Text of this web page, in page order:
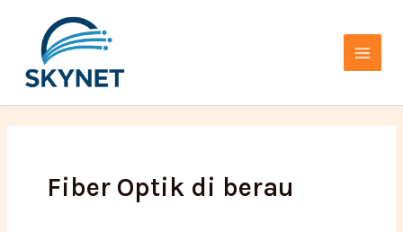
konten
Menu
Fiber Optik di berau